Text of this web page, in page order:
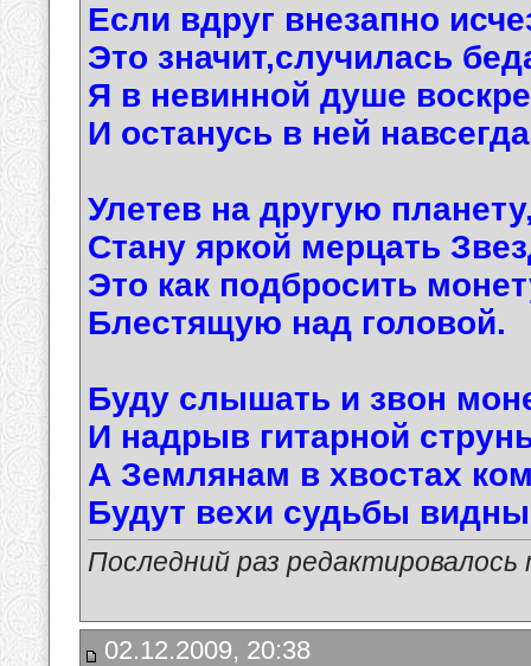
Если вдруг внезапно
Это значит,случилась
Я в невинной душе
И останусь в ней
Улетев на другую
Стану яркой мерцать
Это как подбросить
Блестящую над головой.
Буду слышать и звон
И надрыв гитарной
А Землянам в хвостах
Будут вехи судьбы
Последний раз
02.12.2009, 20:38